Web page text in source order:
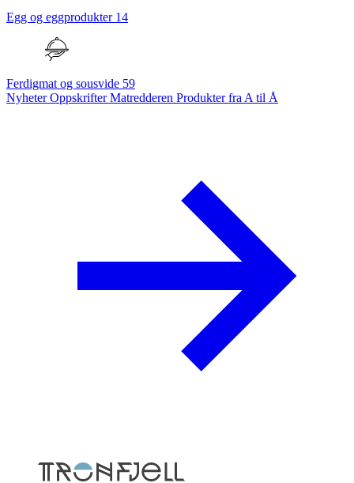
Egg og eggprodukter 14
Ferdigmat og sousvide 59
NyheterOppskrifterMatredderen Produkter fra A til Å